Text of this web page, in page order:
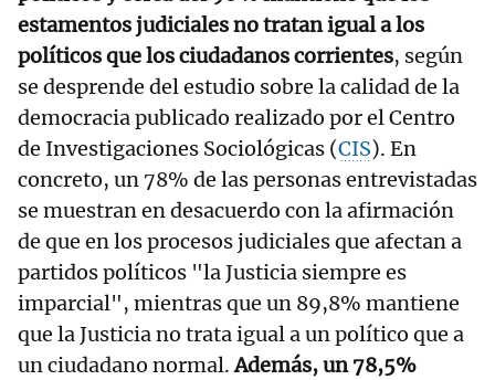
estamentos judiciales no tratan igual a los
políticos que los ciudadanos corrientes, según
se desprende del estudio sobre la calidad de la
democracia publicado realizado por el Centro
de Investigaciones Sociológicas (CIS). En
concreto, un 78% de las personas entrevistadas
se muestran en desacuerdo con la afirmación
de que en los procesos judiciales que afectan a
partidos políticos "la Justicia siempre es
imparcial", mientras que un 89,8% mantiene
que la Justicia no trata igual a un político que a
un ciudadano normal.Además, un 78,5%